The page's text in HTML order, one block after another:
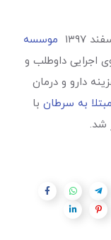
موسسه
۲۹۴ نیروی اجرایی داوطلب و
دارو و درمان
به سرطان با